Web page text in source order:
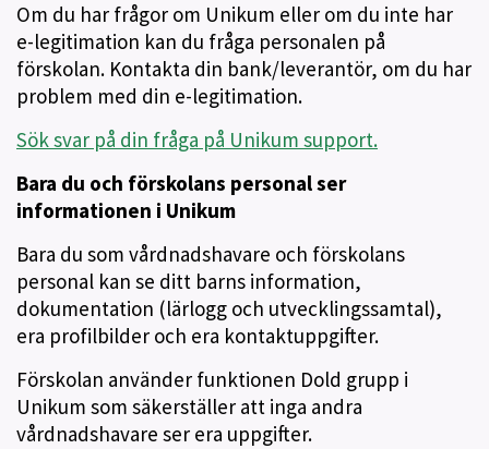
Om du har frågor om Unikum eller om du inte har
e-legitimation kan du fråga personalen på
förskolan. Kontakta din bank/leverantör, om du har
problem med din e-legitimation.
Sök svar på din fråga på Unikum support.
Bara du och förskolans personal ser
informationen i Unikum
Bara du som vårdnadshavare och förskolans
personal kan se ditt barns information,
dokumentation (lärlogg och utvecklingssamtal),
era profilbilder och era kontaktuppgifter.
Förskolan använder funktionen Dold grupp i
Unikum som säkerställer att inga andra
vårdnadshavare ser era uppgifter.